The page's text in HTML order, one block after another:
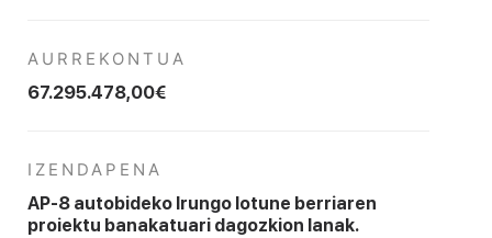
AURREKONTUA
67.295.478,00€
IZENDAPENA
AP-8 autobideko Irungo lotune berriaren
proiektu banakatuari dagozkion lanak.